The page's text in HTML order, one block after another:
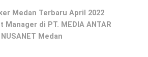
Medan Terbaru April 2022
Manager di PT. MEDIA ANTAR
NUSANET Medan